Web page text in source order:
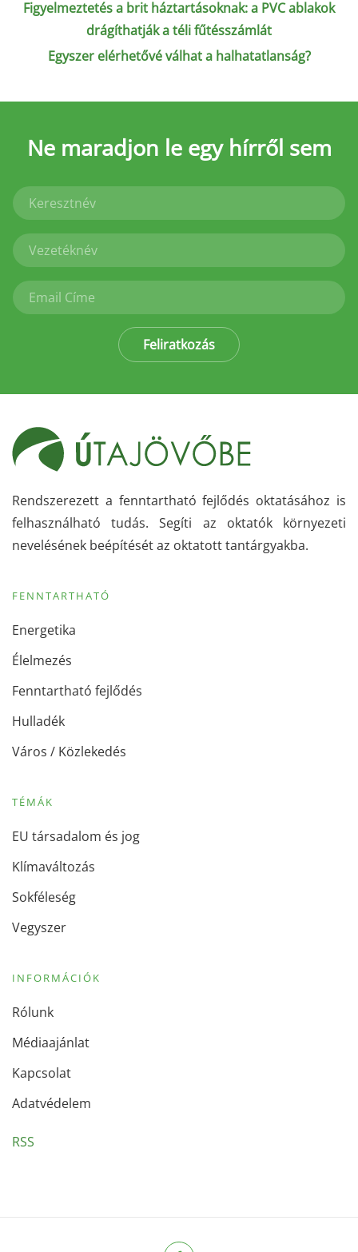
Figyelmeztetés a brit háztartásoknak: a PVC ablakok
drágíthatják a téli fűtésszámlát
Egyszer elérhetővé válhat a halhatatlanság?
Ne maradjon le egy hírről sem
Feliratkozás
Rendszerezett a fenntartható fejlődés oktatásához is
felhasználható tudás. Segíti az oktatók környezeti
nevelésének beépítését az oktatott tantárgyakba.
FENNTARTHATÓ
Energetika
Élelmezés
Fenntartható fejlődés
Hulladék
Város / Közlekedés
TÉMÁK
EU társadalom és jog
Klímaváltozás
Sokféleség
Vegyszer
INFORMÁCIÓK
Rólunk
Médiaajánlat
Kapcsolat
Adatvédelem
RSS